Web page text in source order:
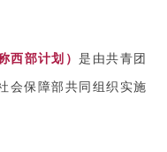
西部计划）是由共青团
会保障部共同组织实施